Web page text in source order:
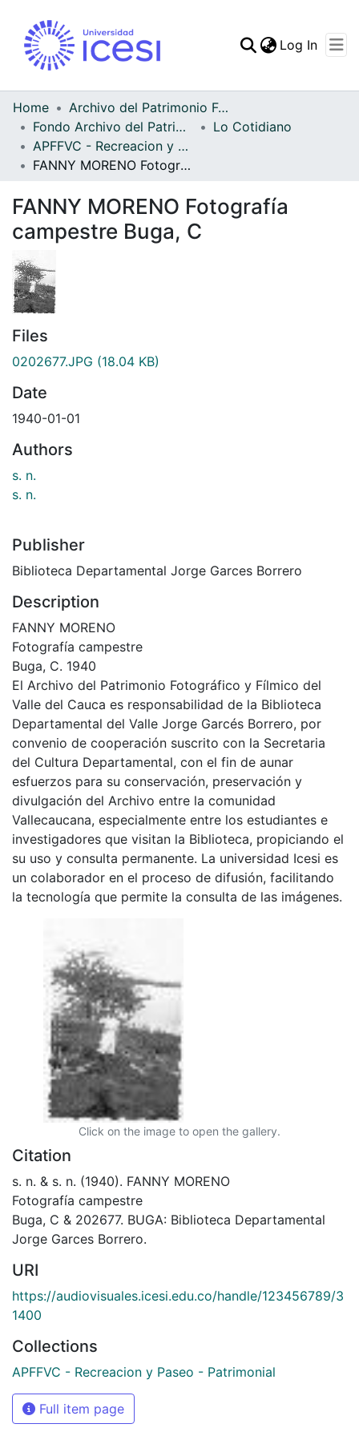
Statistics
Log In
Home
Archivo del Patrimonio Fotográfico y Fílmico del Valle del Cauca
Fondo Archivo del Patrimonio Fotográfico y Fílmico del Valle del Cauca
Lo Cotidiano
APFFVC - Recreacion y Paseo - Patrimonial
FANNY MORENO Fotografía campestre Buga, C
FANNY MORENO Fotografía
campestre Buga, C
Files
0202677.JPG (18.04 KB)
Date
1940-01-01
Authors
s. n.
s. n.
Publisher
Biblioteca Departamental Jorge Garces Borrero
Description
FANNY MORENO
Fotografía campestre
Buga, C. 1940
El Archivo del Patrimonio Fotográfico y Fílmico del
Valle del Cauca es responsabilidad de la Biblioteca
Departamental del Valle Jorge Garcés Borrero, por
convenio de cooperación suscrito con la Secretaria
del Cultura Departamental, con el fin de aunar
esfuerzos para su conservación, preservación y
divulgación del Archivo entre la comunidad
Vallecaucana, especialmente entre los estudiantes e
investigadores que visitan la Biblioteca, propiciando el
su uso y consulta permanente. La universidad Icesi es
un colaborador en el proceso de difusión, facilitando
la tecnología que permite la consulta de las imágenes.
Click on the image to open the gallery.
Citation
s. n. & s. n. (1940). FANNY MORENO
Fotografía campestre
Buga, C & 202677. BUGA: Biblioteca Departamental
Jorge Garces Borrero.
URI
https://audiovisuales.icesi.edu.co/handle/123456789/3
1400
Collections
APFFVC - Recreacion y Paseo - Patrimonial
Full item page